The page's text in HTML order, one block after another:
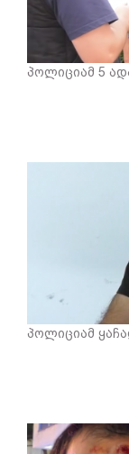
პოლიციამ 5
პოლიციამ